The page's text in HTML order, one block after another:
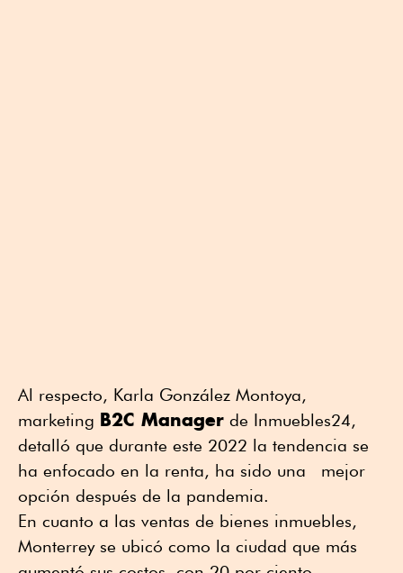
Al respecto, Karla González Montoya,
marketing B2C Manager de Inmuebles24,
detalló que durante este 2022 la tendencia se
ha enfocado en la renta, ha sido una mejor
opción después de la pandemia.
En cuanto a las ventas de bienes inmuebles,
Monterrey se ubicó como la ciudad que más